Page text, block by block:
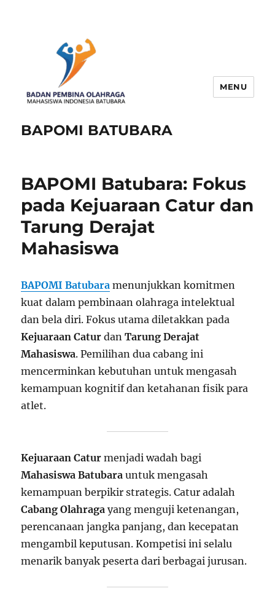
BAPOMI BATUBARA
MENU
BAPOMI Batubara: Fokus
pada Kejuaraan Catur dan
Tarung Derajat
Mahasiswa
BAPOMI Batubara menunjukkan komitmen
kuat dalam pembinaan olahraga intelektual
dan bela diri. Fokus utama diletakkan pada
Kejuaraan Catur danTarung Derajat
Mahasiswa. Pemilihan dua cabang ini
mencerminkan kebutuhan untuk mengasah
kemampuan kognitif dan ketahanan fisik para
atlet.
Kejuaraan Catur menjadi wadah bagi
Mahasiswa Batubara untuk mengasah
kemampuan berpikir strategis. Catur adalah
Cabang Olahraga yang menguji ketenangan,
perencanaan jangka panjang, dan kecepatan
mengambil keputusan. Kompetisi ini selalu
menarik banyak peserta dari berbagai jurusan.